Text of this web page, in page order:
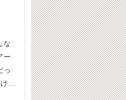
な
ー
...